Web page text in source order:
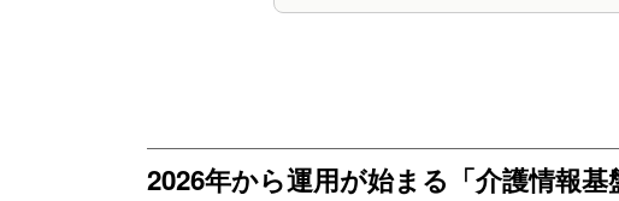
2026年から運用が始まる「介護情報基